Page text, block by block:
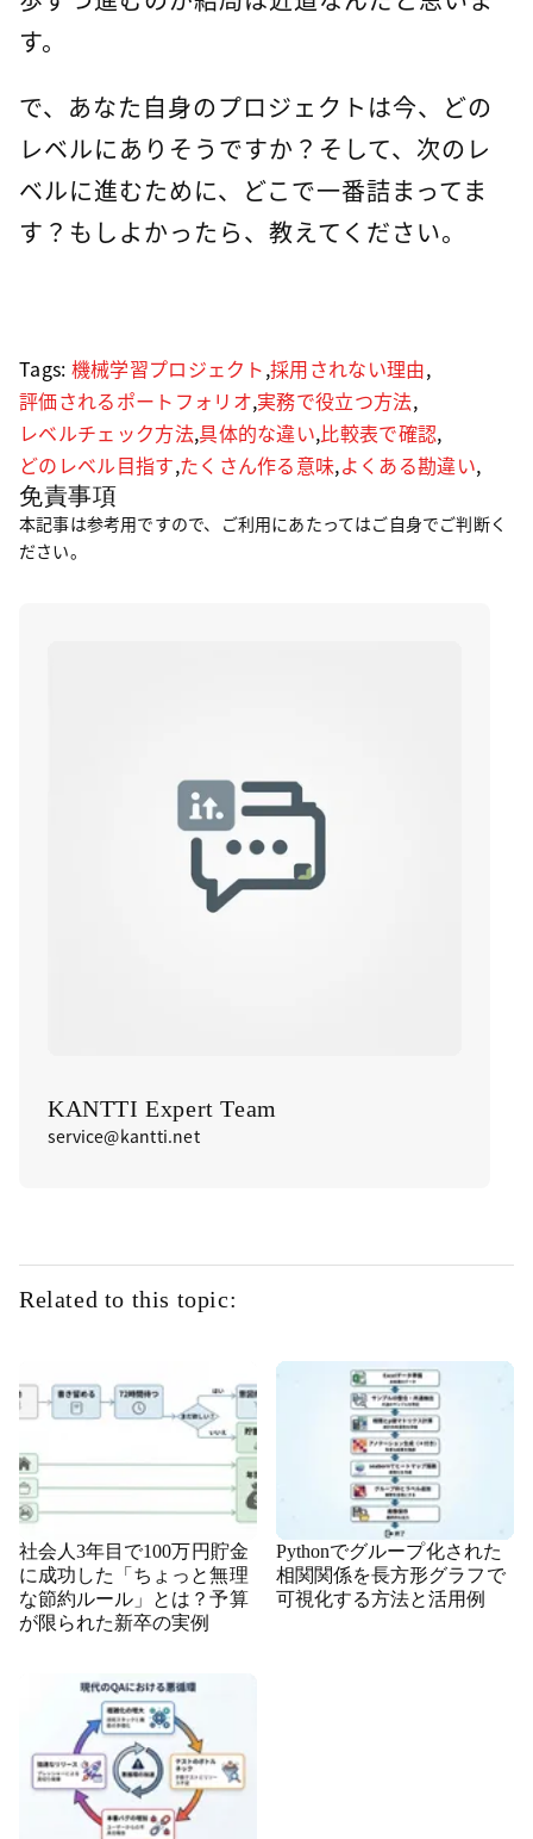
す。
で、あなた自身のプロジェクトは今、どの
レベルにありそうですか？そして、次のレ
ベルに進むために、どこで一番詰まってま
す？もしよかったら、教えてください。
Tags: 機械学習プロジェクト,採用されない理由,
評価されるポートフォリオ,実務で役立つ方法,
レベルチェック方法,具体的な違い,比較表で確認,
どのレベル目指す,たくさん作る意味,よくある勘違い,
免責事項
本記事は参考用ですので、ご利用にあたってはご自身でご判断く
ださい。
KANTTI Expert Team
service@kantti.net
Related to this topic:
社会人3年目で100万円貯金
に成功した「ちょっと無理
な節約ルール」とは？予算
が限られた新卒の実例
Pythonでグループ化された
相関関係を長方形グラフで
可視化する方法と活用例